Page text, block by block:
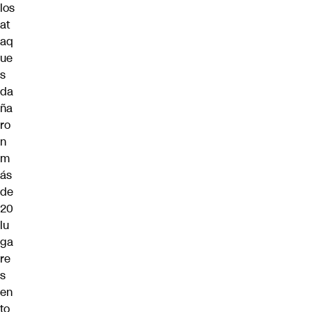
los
at
aq
ue
s
da
ña
ro
n
m
ás
de
20
lu
ga
re
s
en